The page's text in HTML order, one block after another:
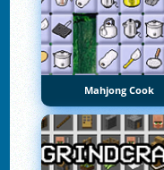
Mahjong Cook